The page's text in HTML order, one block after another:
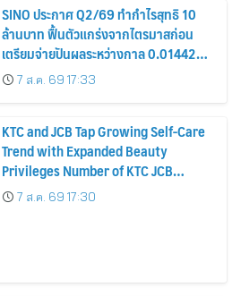
SINO ประกาศ Q2/69 ทำกำไรสุทธิ 10
ล้านบาท ฟื้นตัวแกร่งจากไตรมาสก่อน
เตรียมจ่ายปันผลระหว่างกาล 0.014423
บาทต่อหุ้น ครึ่งปีหลังมุ่งเติบโตต่อเนื่อง
7 ส.ค. 69 17:33
KTC and JCB Tap Growing Self-Care
Trend with Expanded Beauty
Privileges Number of KTC JCB
Cardmembers Spending on
Cosmetics Rises 26%
7 ส.ค. 69 17:30